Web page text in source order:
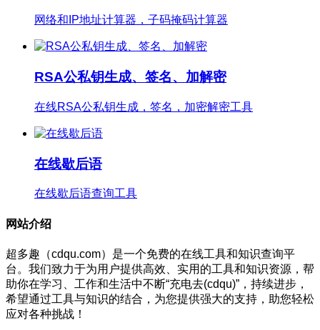
网络和IP地址计算器，子码掩码计算器
RSA公私钥生成、签名、加解密
在线RSA公私钥生成，签名，加密解密工具
在线歇后语
在线歇后语查询工具
网站介绍
超多趣（cdqu.com）是一个免费的在线工具和知识查询平
台。我们致力于为用户提供高效、实用的工具和知识资源，帮
助你在学习、工作和生活中不断“充电去(cdqu)”，持续进步，
希望通过工具与知识的结合，为您提供强大的支持，助您轻松
应对各种挑战！